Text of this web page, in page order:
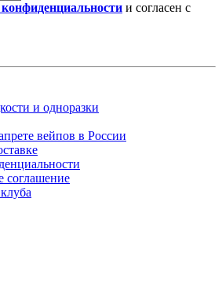
и согласен с
и одноразки
вейпов в России
соглашение